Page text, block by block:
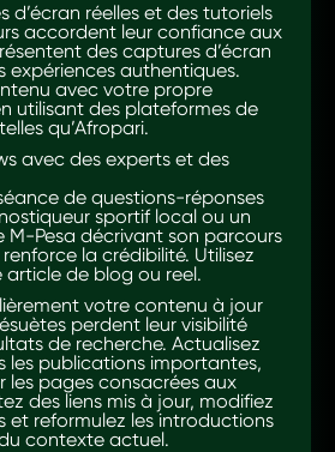
d’écran réelles et des tutoriels
accordent leur confiance aux
des captures d’écran
expériences authentiques.
avec votre propre
utilisant des plateformes de
qu’Afropari.
avec des experts et des
de questions-réponses
sportif local ou un
M-Pesa décrivant son parcours
la crédibilité. Utilisez
de blog ou reel.
votre contenu à jour
perdent leur visibilité
de recherche. Actualisez
les publications importantes,
les pages consacrées aux
des liens mis à jour, modifiez
et reformulez les introductions
contexte actuel.